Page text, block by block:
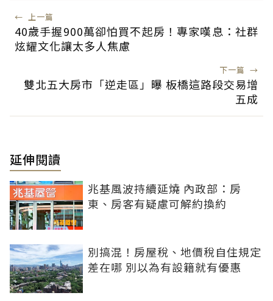
← 上一篇
40歲手握900萬卻怕買不起房！專家嘆息：社群
炫耀文化讓太多人焦慮
下一篇 →
雙北五大房市「逆走區」曝 板橋這路段交易增
五成
延伸閱讀
兆基風波持續延燒 內政部：房
東、房客有疑慮可解約換約
別搞混！房屋稅、地價稅自住規定
差在哪 別以為有設籍就有優惠